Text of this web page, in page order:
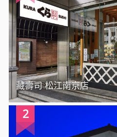
藏壽司 松江南京店
2